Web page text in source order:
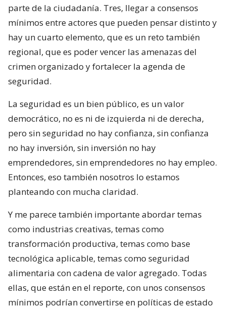
parte de la ciudadanía. Tres, llegar a consensos
mínimos entre actores que pueden pensar distinto y
hay un cuarto elemento, que es un reto también
regional, que es poder vencer las amenazas del
crimen organizado y fortalecer la agenda de
seguridad.
La seguridad es un bien público, es un valor
democrático, no es ni de izquierda ni de derecha,
pero sin seguridad no hay confianza, sin confianza
no hay inversión, sin inversión no hay
emprendedores, sin emprendedores no hay empleo.
Entonces, eso también nosotros lo estamos
planteando con mucha claridad.
Y me parece también importante abordar temas
como industrias creativas, temas como
transformación productiva, temas como base
tecnológica aplicable, temas como seguridad
alimentaria con cadena de valor agregado. Todas
ellas, que están en el reporte, con unos consensos
mínimos podrían convertirse en políticas de estado